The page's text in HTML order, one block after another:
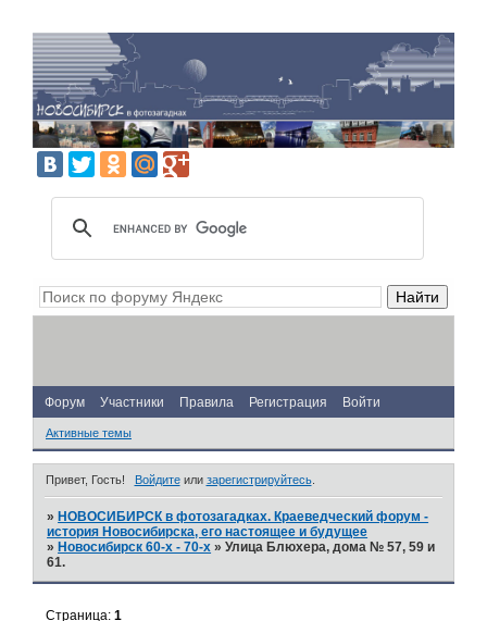
Форум Участники Правила Регистрация Войти
Активные темы
Привет, Гость! Войдитеили зарегистрируйтесь.
» НОВОСИБИРСК в фотозагадках. Краеведческий форум -
история Новосибирска, его настоящее и будущее
» Новосибирск 60-х - 70-х »Улица Блюхера, дома № 57, 59 и
61.
Страница:1